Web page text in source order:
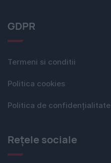
GDPR
Termeni si conditii
Politica cookies
Politica de confidențialitate
Rețele sociale